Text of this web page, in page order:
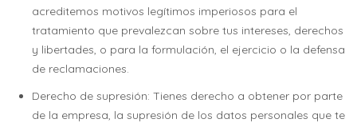
acreditemos motivos legítimos imperiosos para el
tratamiento que prevalezcan sobre tus intereses, derechos
y libertades, o para la formulación, el ejercicio o la defensa
de reclamaciones.
Derecho de supresión: Tienes derecho a obtener por parte
de la empresa, la supresión de los datos personales que te